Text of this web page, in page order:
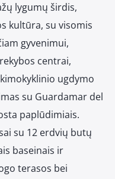
lygumų širdis,
kultūra, su visomis
gyvenimui,
centrai,
ugdymo
su Guardamar del
paplūdimiais.
su 12 erdvių butų
baseinais ir
terasos bei